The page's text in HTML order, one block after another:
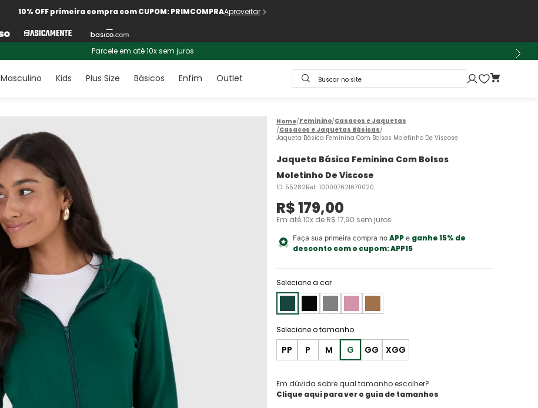
10% OFF primeira compra com CUPOM: PRIMCOMPRAAproveitar
Parcele em até 10x sem juros
Masculino Kids Plus Size Básicos Enfim Outlet Buscar no site
Feminino Casacos e Jaquetas
Casacos e Jaquetas Básicas
Jaqueta Básica Feminina Com Bolsos Moletinho De Viscose
Jaqueta Básica Feminina Com Bolsos
Moletinho De Viscose
ID: 55282Ref.: 100007621670020
R$179,00
Em até10x de R$ 17,90 sem juros
Faça sua primeira compra no APPe ganhe 15% de
desconto com o cupom:APP15
Selecione a cor
PP P M G GG XGG
Em dúvida sobre qual tamanho escolher?
Clique aqui para ver o guia de tamanhos